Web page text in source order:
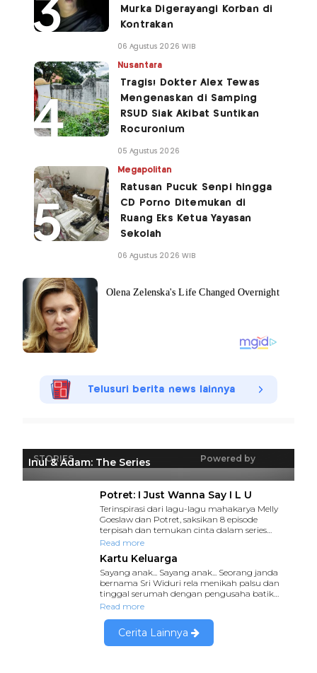
Murka Digerayangi Korban di
Kontrakan
06 Agustus 2026 WIB
Nusantara
Tragis! Dokter Alex Tewas
Mengenaskan di Samping
RSUD Siak Akibat Suntikan
Rocuronium
05 Agustus 2026
Megapolitan
Ratusan Pucuk Senpi hingga
CD Porno Ditemukan di
Ruang Eks Ketua Yayasan
Sekolah
06 Agustus 2026 WIB
Telusuri berita news lainnya